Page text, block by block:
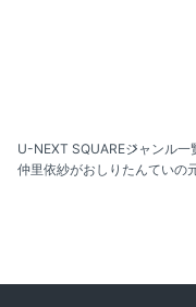
U-NEXT SQUAREジャンル一